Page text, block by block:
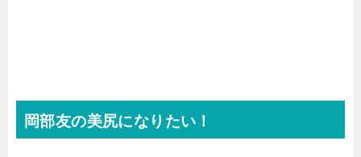
岡部友の美尻になりたい！